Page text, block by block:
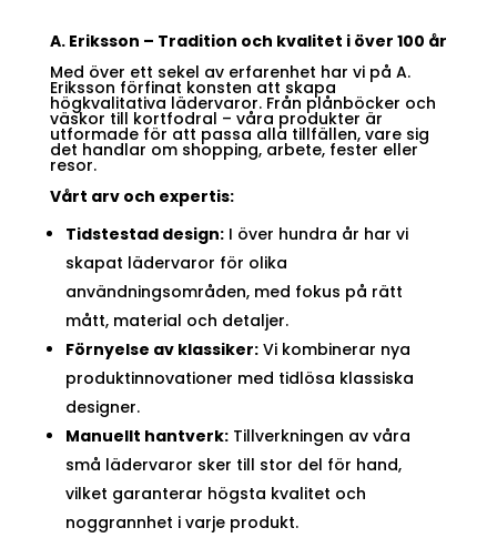
A. Eriksson – Tradition och kvalitet i över 100 år
Med över ett sekel av erfarenhet har vi på A.
Eriksson förfinat konsten att skapa
högkvalitativa lädervaror. Från plånböcker och
väskor till kortfodral – våra produkter är
utformade för att passa alla tillfällen, vare sig
det handlar om shopping, arbete, fester eller
resor.
Vårt arv och expertis:
Tidstestad design:I över hundra år har vi
skapat lädervaror för olika
användningsområden, med fokus på rätt
mått, material och detaljer.
Förnyelse av klassiker:Vi kombinerar nya
produktinnovationer med tidlösa klassiska
designer.
Manuellt hantverk:Tillverkningen av våra
små lädervaror sker till stor del för hand,
vilket garanterar högsta kvalitet och
noggrannhet i varje produkt.